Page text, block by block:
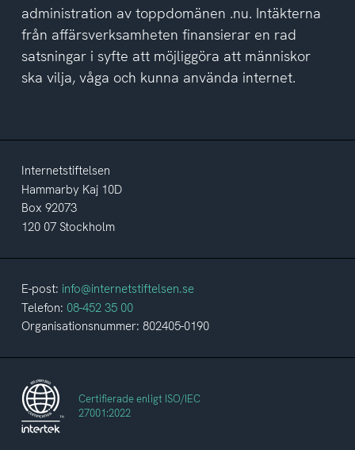
administration av toppdomänen .nu. Intäkterna
från affärsverksamheten finansierar en rad
satsningar i syfte att möjliggöra att människor
ska vilja, våga och kunna använda internet.
Internetstiftelsen
Hammarby Kaj 10D
Box 92073
120 07 Stockholm
E-post: info@internetstiftelsen.se
Telefon: 08-452 35 00
Organisationsnummer: 802405-0190
Certifierade enligt ISO/IEC
27001:2022